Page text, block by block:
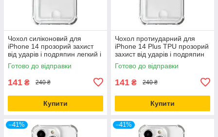
Чохол силіконовий для
iPhone 14 прозорий захист
від ударів і подряпин легкий і
тонкий
Готово до відправки
141 ₴ 240 ₴
Купити
Чохол протиударний для
iPhone 14 Plus TPU прозорий
захист від ударів і подряпин
Готово до відправки
141 ₴ 240 ₴
Купити
–41% –41%